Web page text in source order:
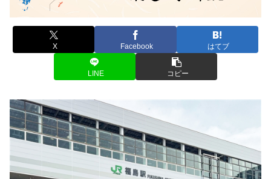
X Facebook はてブ
LINE コピー